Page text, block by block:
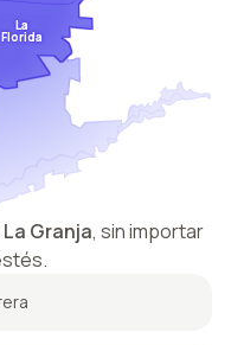
La
Florida
La Granja, sin importar